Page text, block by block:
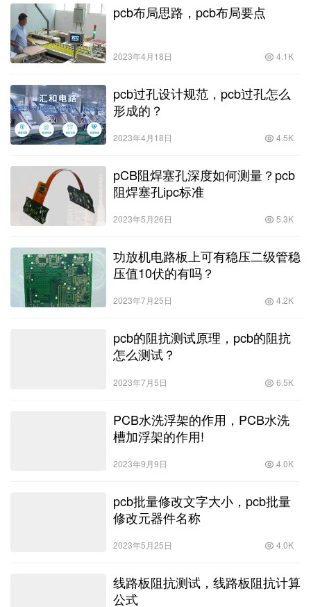
pcb布局思路，pcb布局要点
2023年4月18日 4.1K
pcb过孔设计规范，pcb过孔怎么
形成的？
2023年4月18日 4.5K
pCB阻焊塞孔深度如何测量？pcb
阻焊塞孔ipc标准
2023年5月26日 5.3K
功放机电路板上可有稳压二级管稳
压值10伏的有吗？
2023年7月25日 4.2K
pcb的阻抗测试原理，pcb的阻抗
怎么测试？
2023年7月5日 6.5K
PCB水洗浮架的作用，PCB水洗
槽加浮架的作用!
2023年9月9日 4.0K
pcb批量修改文字大小，pcb批量
修改元器件名称
2023年5月25日 4.0K
线路板阻抗测试，线路板阻抗计算
公式